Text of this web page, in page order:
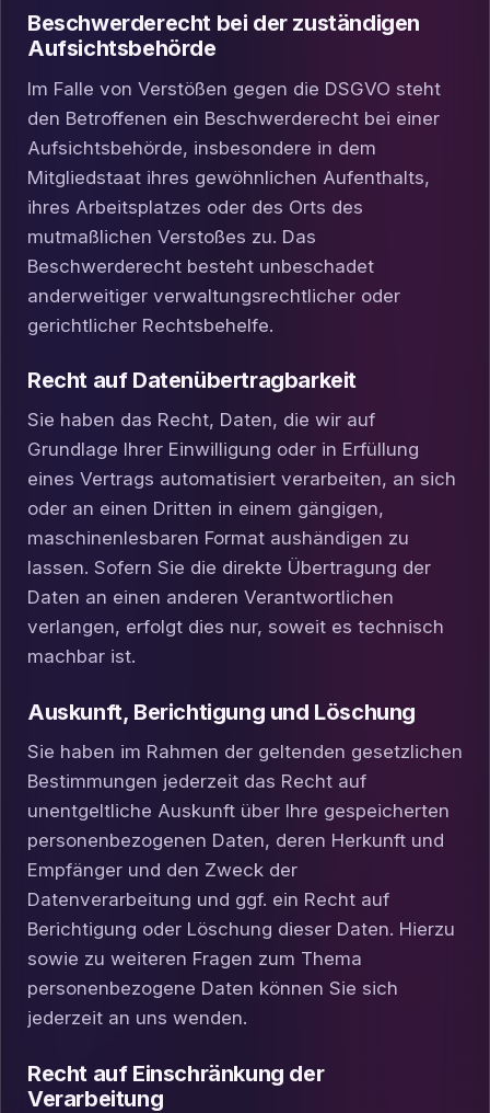
Beschwerde­recht bei der zuständigen
Aufsichts­behörde
Im Falle von Verstößen gegen die DSGVO steht
den Betroffenen ein Beschwerderecht bei einer
Aufsichtsbehörde, insbesondere in dem
Mitgliedstaat ihres gewöhnlichen Aufenthalts,
ihres Arbeitsplatzes oder des Orts des
mutmaßlichen Verstoßes zu. Das
Beschwerderecht besteht unbeschadet
anderweitiger verwaltungsrechtlicher oder
gerichtlicher Rechtsbehelfe.
Recht auf Daten­übertrag­barkeit
Sie haben das Recht, Daten, die wir auf
Grundlage Ihrer Einwilligung oder in Erfüllung
eines Vertrags automatisiert verarbeiten, an sich
oder an einen Dritten in einem gängigen,
maschinenlesbaren Format aushändigen zu
lassen. Sofern Sie die direkte Übertragung der
Daten an einen anderen Verantwortlichen
verlangen, erfolgt dies nur, soweit es technisch
machbar ist.
Auskunft, Berichtigung und Löschung
Sie haben im Rahmen der geltenden gesetzlichen
Bestimmungen jederzeit das Recht auf
unentgeltliche Auskunft über Ihre gespeicherten
personenbezogenen Daten, deren Herkunft und
Empfänger und den Zweck der
Datenverarbeitung und ggf. ein Recht auf
Berichtigung oder Löschung dieser Daten. Hierzu
sowie zu weiteren Fragen zum Thema
personenbezogene Daten können Sie sich
jederzeit an uns wenden.
Recht auf Einschränkung der
Verarbeitung